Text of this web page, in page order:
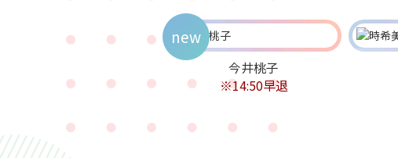
今井桃子
※14:50早退
new